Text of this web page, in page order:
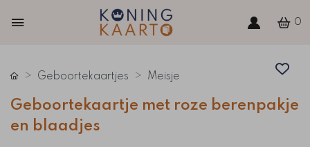
0
Geboortekaartjes Meisje
Geboortekaartje met roze berenpakje
en blaadjes